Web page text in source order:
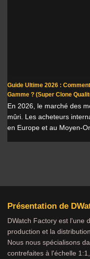
Guide Ultime 2026 :
Gamme ? (Super Clone
En 2026, le marché des
mûri. Les acheteurs
en Europe et au Moyen-
Présentation de
DWatch Factory est l'une
production et la
Nous nous spécialisons
contrefaites à l'échelle